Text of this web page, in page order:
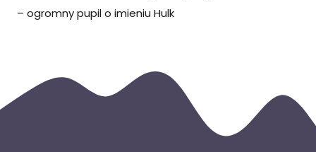
– ogromny pupil o imieniu Hulk